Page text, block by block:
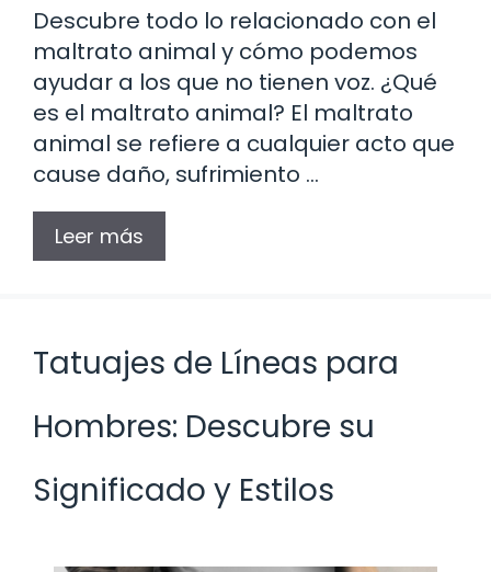
Descubre todo lo relacionado con el
maltrato animal y cómo podemos
ayudar a los que no tienen voz. ¿Qué
es el maltrato animal? El maltrato
animal se refiere a cualquier acto que
cause daño, sufrimiento …
Leer más
Tatuajes de Líneas para
Hombres: Descubre su
Significado y Estilos